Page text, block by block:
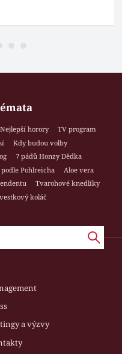
Nejlepší horory
TV program
Kdy budou volby
7 pádů Honzy Dědka
Pohlreicha
Aloe vera
Tvarohové knedlíky
koláč
a výzvy